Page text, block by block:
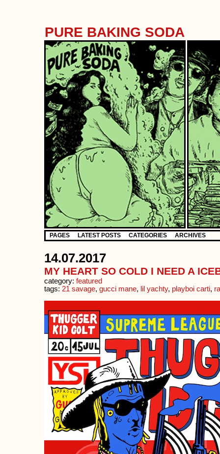
PURE BAKING SODA
PAGES LATEST POSTS CATEGORIES ARCHIVES
14.07.2017
MY HEART SO COLD I NEED A
category: featured
tags: 21 savage, gucci mane, lil yachty, playboi carti,